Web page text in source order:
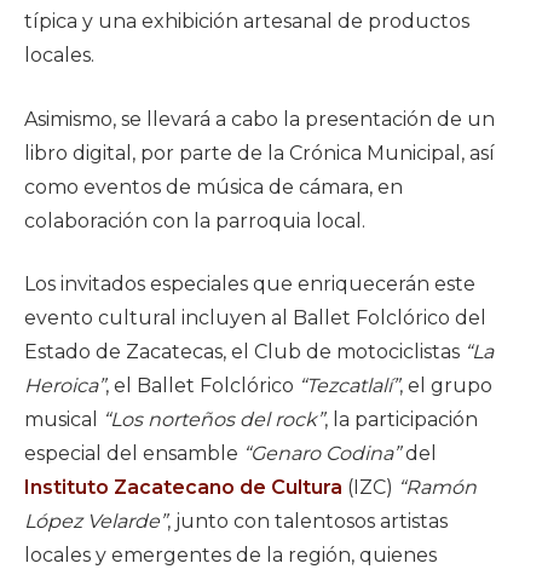
típica y una exhibición artesanal de productos
locales.
Asimismo, se llevará a cabo la presentación de un
libro digital, por parte de la Crónica Municipal, así
como eventos de música de cámara, en
colaboración con la parroquia local.
Los invitados especiales que enriquecerán este
evento cultural incluyen al Ballet Folclórico del
Estado de Zacatecas, el Club de motociclistas “La
Heroica”, el Ballet Folclórico “Tezcatlalí”, el grupo
musical
“Los norteños del rock”, la participación
especial del ensamble “Genaro Codina”del
Instituto Zacatecano de Cultura (IZC) “Ramón
López Velarde”, junto con talentosos artistas
locales y emergentes de la región, quienes